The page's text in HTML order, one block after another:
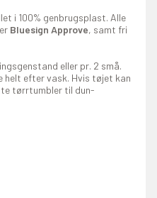
i 100% genbrugsplast. Alle
Bluesign Approve, samt fri
eller pr. 2 små.
helt efter vask. Hvis tøjet kan
tørrtumbler til dun-